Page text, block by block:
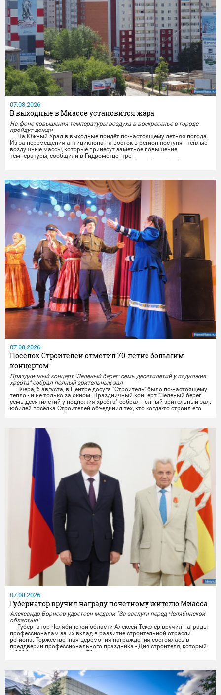
07.08.2026
В выходные в Миассе установится жара
На фоне повышения температуры воздуха в воскресенье в городе
пройдут дожди
На Южный Урал в выходные придёт по-настоящему летняя погода.
Из-за перемещения антициклона на восток в регион поступят тёплые
воздушные массы, которые принесут заметное повышение
температуры, сообщили в Гидрометцентре.
По информации синоптиков, в субботу в Челябинской области
07.08.2026
Посёлок Строителей отметил 70-летие большим
концертом
Праздничный концерт "Зеленый берег: семь десятилетий у подножия
хребта" собрал полный зрительный зал
Вчера, 6 августа, в Центре досуга "Строитель" было по-настоящему
тепло - и не только за окном. Праздничный концерт "Зеленый берег:
семь десятилетий у подножия хребта" собрал полный зрительный зал:
юбилей посёлка Строителей объединил тех, кто когда-то строил его
Со сцены звучали тёплые слова...
07.08.2026
Губернатор вручил награду почётному жителю Миасса
Александр Борисов удостоен медали "За заслуги перед Челябинской
областью"
Губернатор Челябинской области Алексей Текслер вручил награды
профессионалам за их вклад в развитие строительной отрасли
региона. Торжественная церемония награждения состоялась в
преддверии профессионального праздника - Дня строителя, который
в 2026 году отмечает свое 70-летие.